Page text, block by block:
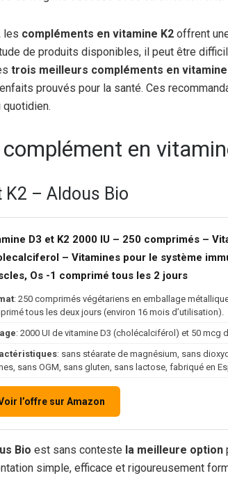
les compléments en vitamine K2 offrent
de produits disponibles, il peut être
trois meilleurs compléments en vitamine
prouvés pour la santé. Ces
en
K2 – Aldous Bio
D3 et K2 2000 IU – 250 comprimés –
– Vitamines pour le système
Os -1 comprimé tous les 2 jours
: 250 comprimés végétariens en emballage
tous les deux jours (environ 16 mois d’utilisation).
: 2000 UI de vitamine D3 (cholécalciférol) et 50 mcg
: sans stéarate de magnésium, sans
sans OGM, sans gluten, sans lactose, fabriqué en
l’offre sur Amazon
Bio est sans conteste la meilleure option
simple, efficace et rigoureusement